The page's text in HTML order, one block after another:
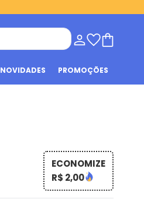
NOVIDADES PROMOÇÕES
ECONOMIZE
R$ 2,00